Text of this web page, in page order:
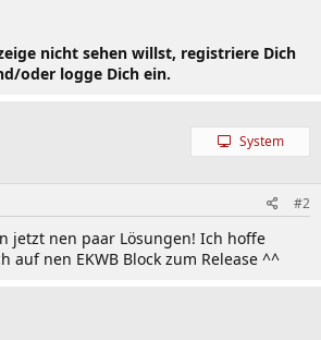
nicht sehen willst, registriere Dich
oder logge Dich ein.
System
#2
jetzt nen paar Lösungen! Ich hoffe
auf nen EKWB Block zum Release ^^